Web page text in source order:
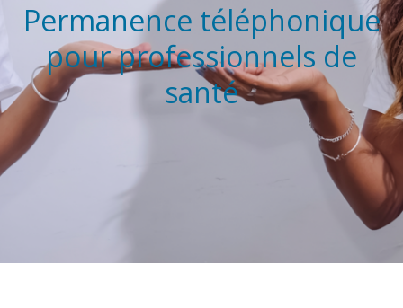
Permanence téléphonique
pour professionnels de
santé